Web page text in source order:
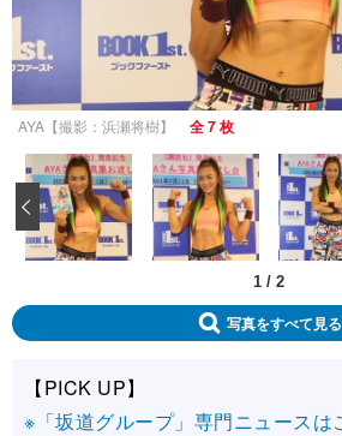
AYA【撮影：浜瀬将樹】 全 7 枚
1 / 2
‹
写真をすべて見る
【PICK UP】
※「坂道グループ」専門ニュースは